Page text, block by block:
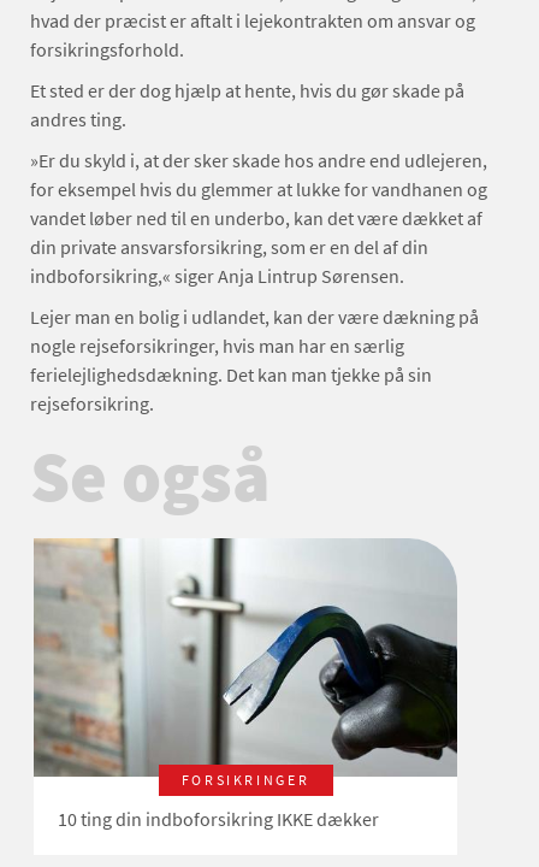
hvad der præcist er aftalt i lejekontrakten om ansvar og
forsikringsforhold.
Et sted er der dog hjælp at hente, hvis du gør skade på
andres ting.
»Er du skyld i, at der sker skade hos andre end udlejeren,
for eksempel hvis du glemmer at lukke for vandhanen og
vandet løber ned til en underbo, kan det være dækket af
din private ansvarsforsikring, som er en del af din
indboforsikring,« siger Anja Lintrup Sørensen.
Lejer man en bolig i udlandet, kan der være dækning på
nogle rejseforsikringer, hvis man har en særlig
ferielejlighedsdækning. Det kan man tjekke på sin
rejseforsikring.
Se også
FORSIKRINGER
10 ting din indboforsikring IKKE dækker